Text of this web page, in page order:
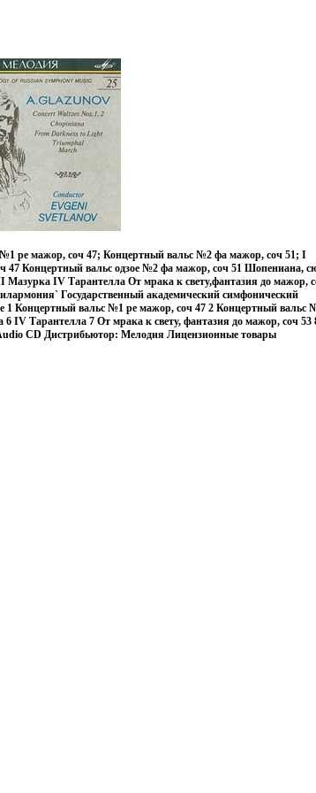
ре мажор, соч 47; Концертный вальс №2 фа мажор, соч 51; I
47 Концертный вальс одзое №2 фа мажор, соч 51 Шопениана,
IV Тарантелла От мрака к свету,фантазия до мажор,
Государственный академический симфонический
Концертный вальс №1 ре мажор, соч 47 2 Концертный вальс
Тарантелла 7 От мрака к свету, фантазия до мажор, соч 53
CD Дистрибьютор: Мелодия Лицензионные товары